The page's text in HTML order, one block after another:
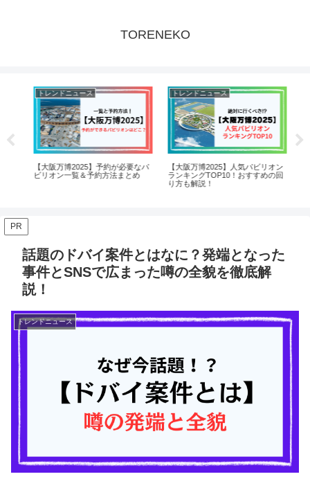
TORENEKO
トレンドニュース
【大阪万博2025】予約が必要なパ
ビリオン一覧＆予約方法まとめ
トレンドニュース
【大阪万博2025】人気パビリオン
ランキングTOP10！おすすめの回
り方も解説！
PR
話題のドバイ案件とはなに？発端となった
事件とSNSで広まった噂の全貌を徹底解
説！
トレンドニュース